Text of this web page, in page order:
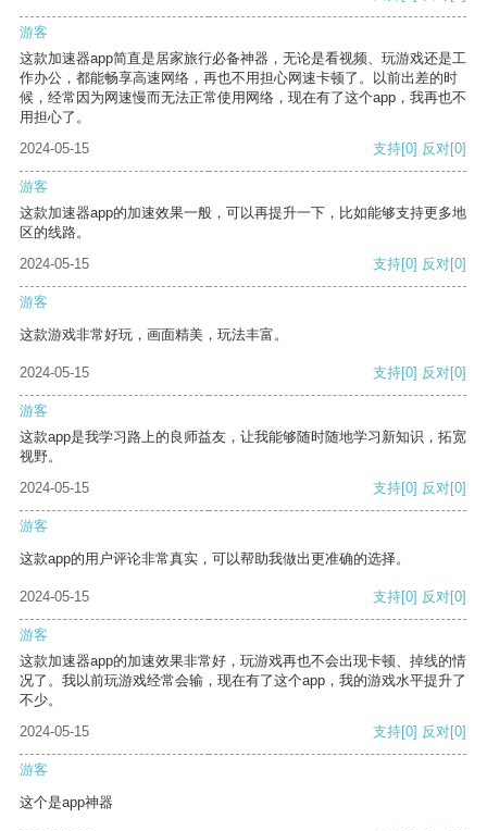
游客
这款加速器app简直是居家旅行必备神器，无论是看视频、玩游戏还是工
作办公，都能畅享高速网络，再也不用担心网速卡顿了。以前出差的时
候，经常因为网速慢而无法正常使用网络，现在有了这个app，我再也不
用担心了。
2024-05-15
支持[0] 反对[0]
游客
这款加速器app的加速效果一般，可以再提升一下，比如能够支持更多地
区的线路。
2024-05-15
支持[0] 反对[0]
游客
这款游戏非常好玩，画面精美，玩法丰富。
2024-05-15 支持[0] 反对[0]
游客
这款app是我学习路上的良师益友，让我能够随时随地学习新知识，拓宽
视野。
2024-05-15
支持[0] 反对[0]
游客
这款app的用户评论非常真实，可以帮助我做出更准确的选择。
2024-05-15 支持[0] 反对[0]
游客
这款加速器app的加速效果非常好，玩游戏再也不会出现卡顿、掉线的情
况了。我以前玩游戏经常会输，现在有了这个app，我的游戏水平提升了
不少。
2024-05-15
支持[0] 反对[0]
游客
这个是app神器